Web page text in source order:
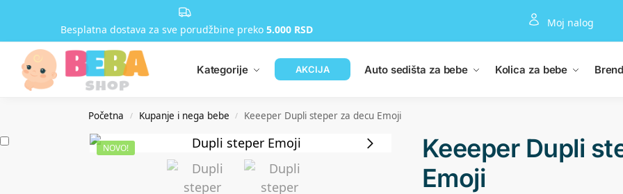
Besplatna dostava za sve porudžbine preko 5.000 RSD
Moj nalog
Kategorije AKCIJA Auto sedišta za bebe Kolica za bebe
Početna / Kupanje i nega bebe / Keeeper Dupli steper za decu Emoji
NOVO!
Keeeper Dupli
Emoji